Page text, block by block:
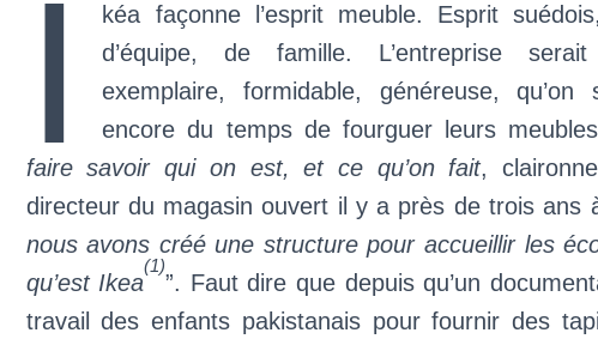
I
kéa façonne l’esprit meuble. Esprit
d’équipe, de famille. L’entreprise
exemplaire, formidable, généreuse,
encore du temps de fourguer leurs
faire savoir qui on est, et ce qu’on fait,
directeur du magasin ouvert il y a près de trois ans
nous avons créé une structure pour accueillir les
qu’est Ikea
(1)
”. Faut dire que depuis qu’un
travail des enfants pakistanais pour fournir des